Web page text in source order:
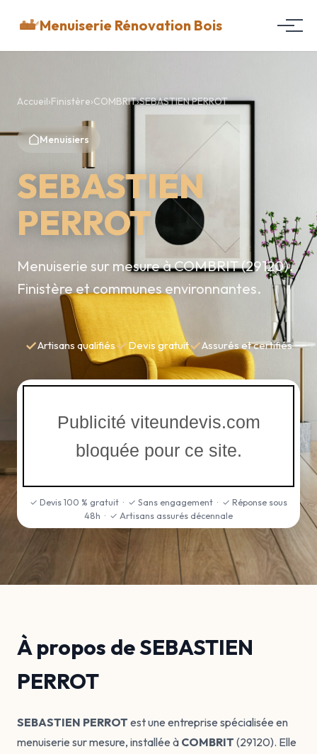
Menuiserie Rénovation Bois
Accueil›Finistère›COMBRIT›SEBASTIEN PERROT
Menuisiers
SEBASTIEN
PERROT
Menuiserie sur mesure à COMBRIT (29120).
Finistère et communes environnantes.
✓Artisans qualifiés✓Devis gratuit✓Assurés et certifiés
Publicité viteundevis.com
bloquée pour ce site.
✓ Devis 100 % gratuit · ✓ Sans engagement · ✓ Réponse sous
48h · ✓ Artisans assurés décennale
À propos de SEBASTIEN
PERROT
SEBASTIEN PERROT est une entreprise spécialisée en
menuiserie sur mesure, installée à COMBRIT (29120). Elle